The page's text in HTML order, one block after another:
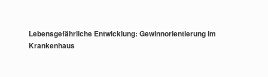
Lebensgefährliche Entwicklung: Gewinnorientierung im
Krankenhaus